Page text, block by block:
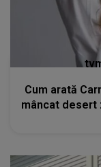
Cum arată
mâncat desert